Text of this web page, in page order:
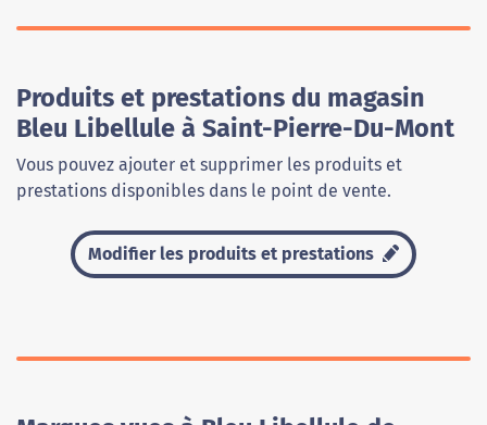
Produits et prestations du magasin
Bleu Libellule à Saint-Pierre-Du-Mont
Vous pouvez ajouter et supprimer les produits et
prestations disponibles dans le point de vente.
Modifier les produits et prestations